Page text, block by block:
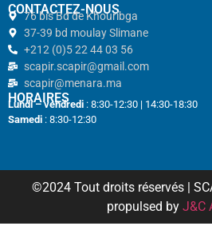
CONTACTEZ-NOUS
76 bis Bd de Khouribga
37-39 bd moulay Slimane
+212 (0)5 22 44 03 56
scapir.scapir@gmail.com
scapir@menara.ma
HORAIRES
Lundi – vendredi : 8:30-12:30 | 14:30-18:30
Samedi : 8:30-12:30
©2024 Tout droits réservés |
propulsed by J&C